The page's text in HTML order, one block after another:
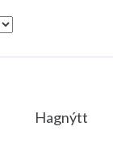
Hagnýtt